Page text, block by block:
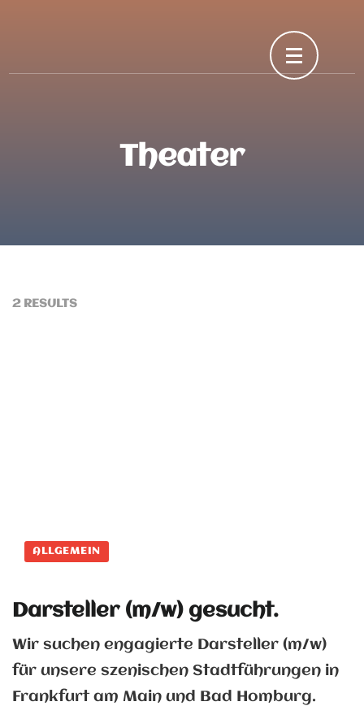
Theater
2 RESULTS
ALLGEMEIN
Darsteller (m/w) gesucht.
Wir suchen engagierte Darsteller (m/w)
für unsere szenischen Stadtführungen in
Frankfurt am Main und Bad Homburg.